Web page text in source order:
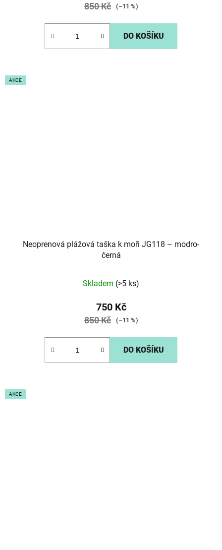
850 Kč (–11 %)
DO KOŠÍKU
AKCE
Neoprenová plážová taška k moři JG118 – modro-
černá
Skladem (>5 ks)
750 Kč
850 Kč (–11 %)
DO KOŠÍKU
AKCE